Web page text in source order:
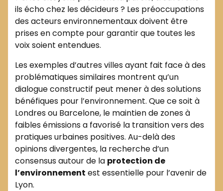
ils écho chez les décideurs ? Les préoccupations
des acteurs environnementaux doivent être
prises en compte pour garantir que toutes les
voix soient entendues.
Les exemples d’autres villes ayant fait face à des
problématiques similaires montrent qu’un
dialogue constructif peut mener à des solutions
bénéfiques pour l’environnement. Que ce soit à
Londres ou Barcelone, le maintien de zones à
faibles émissions a favorisé la transition vers des
pratiques urbaines positives. Au-delà des
opinions divergentes, la recherche d’un
consensus autour de la protection de
l’environnement est essentielle pour l’avenir de
Lyon.